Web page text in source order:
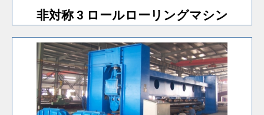
非対称 3 ロールローリングマシン
造船用特殊板圧延機。最大板曲げ幅は12000mmまで
対応可能です。